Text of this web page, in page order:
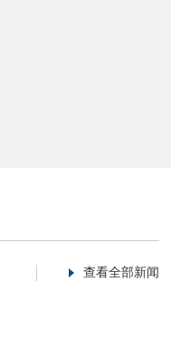
查看全部新闻